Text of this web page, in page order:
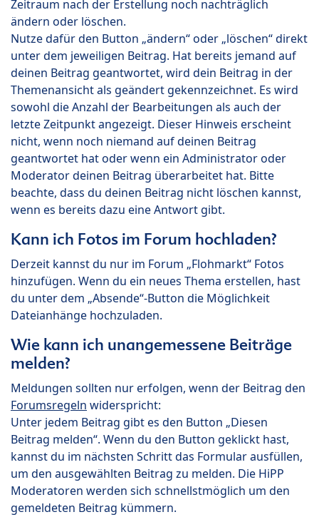
Zeitraum nach der Erstellung noch nachträglich
ändern oder löschen.
Nutze dafür den Button „ändern“ oder „löschen“ direkt
unter dem jeweiligen Beitrag. Hat bereits jemand auf
deinen Beitrag geantwortet, wird dein Beitrag in der
Themenansicht als geändert gekennzeichnet. Es wird
sowohl die Anzahl der Bearbeitungen als auch der
letzte Zeitpunkt angezeigt. Dieser Hinweis erscheint
nicht, wenn noch niemand auf deinen Beitrag
geantwortet hat oder wenn ein Administrator oder
Moderator deinen Beitrag überarbeitet hat. Bitte
beachte, dass du deinen Beitrag nicht löschen kannst,
wenn es bereits dazu eine Antwort gibt.
Kann ich Fotos im Forum hochladen?
Derzeit kannst du nur im Forum „Flohmarkt“ Fotos
hinzufügen. Wenn du ein neues Thema erstellen, hast
du unter dem „Absende“-Button die Möglichkeit
Dateianhänge hochzuladen.
Wie kann ich unangemessene Beiträge
melden?
Meldungen sollten nur erfolgen, wenn der Beitrag den
Forumsregeln widerspricht:
Unter jedem Beitrag gibt es den Button „Diesen
Beitrag melden“. Wenn du den Button geklickt hast,
kannst du im nächsten Schritt das Formular ausfüllen,
um den ausgewählten Beitrag zu melden. Die HiPP
Moderatoren werden sich schnellstmöglich um den
gemeldeten Beitrag kümmern.